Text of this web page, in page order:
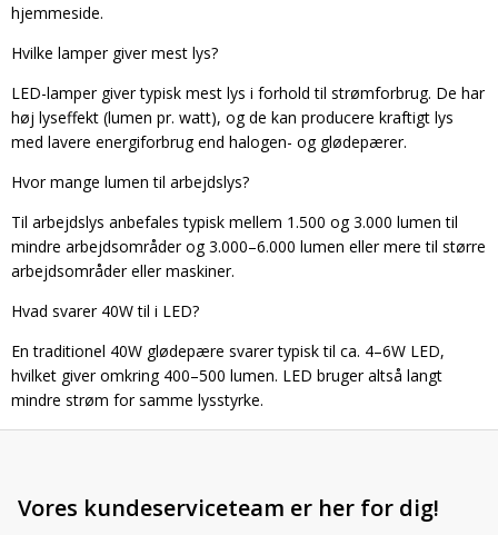
hjemmeside.
Hvilke lamper giver mest lys?
LED-lamper giver typisk mest lys i forhold til strømforbrug. De har
høj lyseffekt (lumen pr. watt), og de kan producere kraftigt lys
med lavere energiforbrug end halogen- og glødepærer.
Hvor mange lumen til arbejdslys?
Til arbejdslys anbefales typisk mellem 1.500 og 3.000 lumen til
mindre arbejdsområder og 3.000–6.000 lumen eller mere til større
arbejdsområder eller maskiner.
Hvad svarer 40W til i LED?
En traditionel 40W glødepære svarer typisk til ca. 4–6W LED,
hvilket giver omkring 400–500 lumen. LED bruger altså langt
mindre strøm for samme lysstyrke.
Vores kundeserviceteam er her for dig!